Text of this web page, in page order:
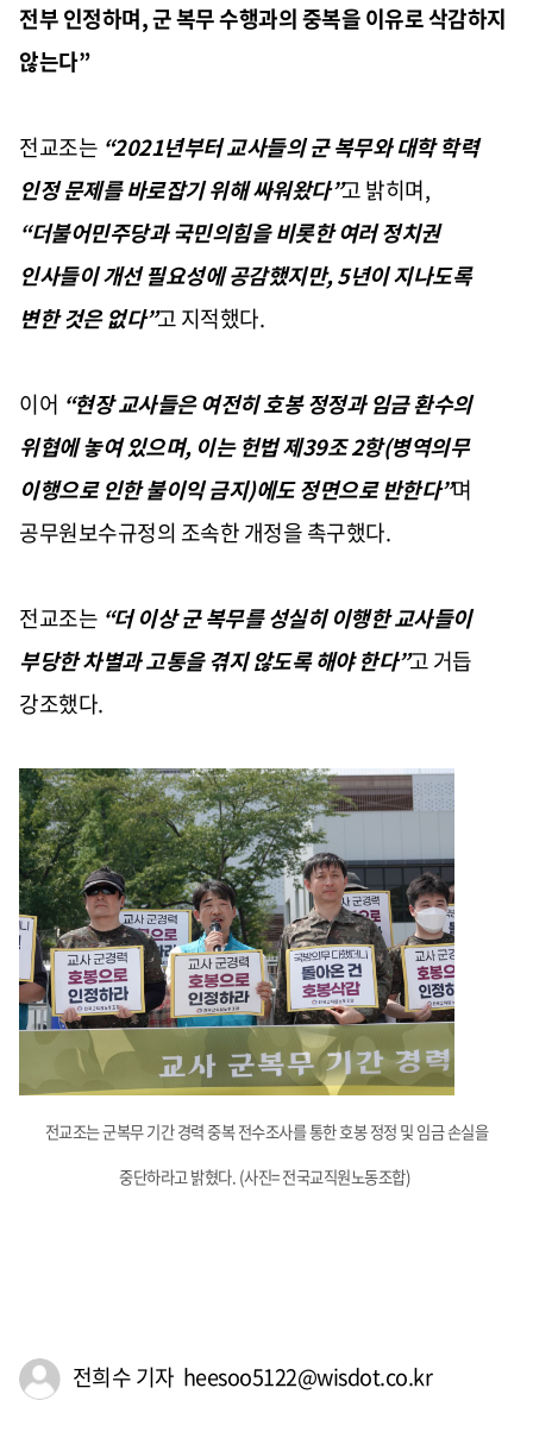
전부 인정하며,군 복무 수행과의 중복을 이유로 삭감하지
않는다”
전교조는 “2021년부터 교사들의 군 복무와 대학 학력
인정 문제를 바로잡기 위해 싸워왔다”고 밝히며,
“더불어민주당과 국민의힘을 비롯한 여러 정치권
인사들이 개선 필요성에 공감했지만, 5년이 지나도록
변한 것은 없다”고 지적했다.
이어 “현장 교사들은 여전히 호봉 정정과 임금 환수의
위협에 놓여 있으며, 이는 헌법 제39조2항(병역의무
이행으로 인한 불이익 금지)에도 정면으로 반한다”며
공무원보수규정의 조속한 개정을 촉구했다.
전교조는 “더 이상 군 복무를 성실히 이행한 교사들이
부당한 차별과 고통을 겪지 않도록 해야 한다”고 거듭
강조했다.
전교조는 군복무 기간 경력 중복 전수조사를 통한 호봉 정정 및 임금 손실을
중단하라고 밝혔다. (사진= 전국교직원노동조합)
전희수 기자 heesoo5122@wisdot.co.kr